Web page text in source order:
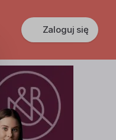
Zaloguj się